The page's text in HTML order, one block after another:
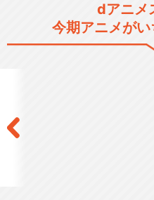
dアニメ
今期アニメがい